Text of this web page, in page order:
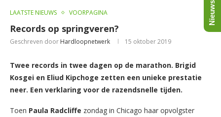
LAATSTE NIEUWS VOORPAGINA
Records op springveren?
Geschreven door Hardloopnetwerk 15 oktober 2019
Twee records in twee dagen op de marathon. Brigid
Kosgei en Eliud Kipchoge zetten een unieke prestatie
neer. Een verklaring voor de razendsnelle tijden.
Toen Paula Radcliffe zondag in Chicago haar opvolgster